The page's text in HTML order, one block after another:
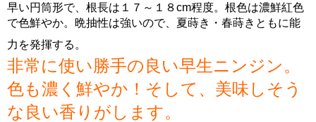
早い円筒形で、根長は１７～１８cm程度。根色は濃鮮紅色
で色鮮やか。晩抽性は強いので、夏蒔き・春蒔きともに能
力を発揮する。
非常に使い勝手の良い早生ニンジン。
色も濃く鮮やか！そして、美味しそう
な良い香りがします。